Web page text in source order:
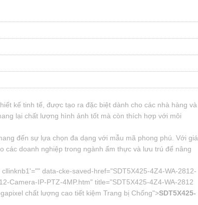
kế tinh tế, được tạo ra đặc biệt dành cho các nhà hàng và
lại chất lượng hình ảnh tốt mà còn thích hợp với môi
đến sự lựa chọn đa dạng với mẫu mã phong phú. Với giá
doanh nghiệp trong ngành ẩm thực và lưu trú để nâng
data-cke-saved-href="SDT5X425-4Z4-WA-2812-
Camera-IP-PTZ-4MP.htm" title="SDT5X425-4Z4-WA-2812
chất lượng cao tiết kiệm Trang bị Chống">SDT5X425-